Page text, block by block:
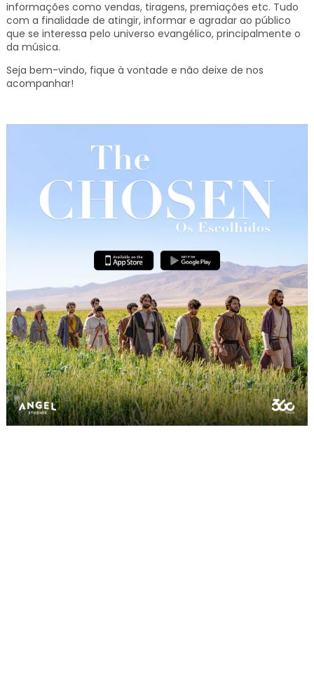
informações como vendas, tiragens, premiações etc. Tudo
com a finalidade de atingir, informar e agradar ao público
que se interessa pelo universo evangélico, principalmente o
da música.
Seja bem-vindo, fique à vontade e não deixe de nos
acompanhar!